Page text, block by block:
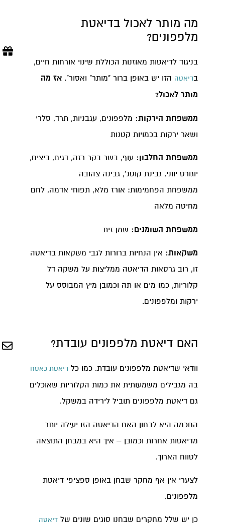
מה מותר לאכול בדיאטת
מלפפונים?
בניגוד לדיאטות מאוזנות הכוללת שינוי אורחות חיים,
בדיאטה הזו יש באופן ברור "מותר" ואסור". אז מה
מותר לאכול?
ממשפחת הירקות: מלפפונים, עגבניות, תרד, סלרי
ושאר ירקות בכמויות קטנות
ממשפחת החלבון: עוף, בשר בקר רזה, דגים, ביצים,
יוגורט יווני, גבינת קוטג', גבינה צהובה
ממשפחת הפחמימות: אורז מלא, תפוחי אדמה, לחם
מחיטה מלאה
ממשפחת השומנים: שמן זית
משקאות: אין הנחיות ברורות לגבי משקאות בדיאטה
זו, רוב גרסאות הדיאטה ממליצות על משקה דל
קלוריות, כמו מים או תה וכמובן מיץ המבוסס על
ירקות ומלפפונים.
האם דיאטת מלפפונים עובדת?
וודאי שדיאטת מלפפונים עובדת. כמו כל דיאטת כאסח
בה מגבילים משמעותית את כמות הקלוריות שאוכלים
גם דיאטת מלפפונים תוביל לירידה במשקל.
החכמה היא לבחון האם הדיאטה הזו יעילה יותר
מדיאטות אחרות וכמובן – איך היא במבחן התוצאה
לטווח הארוך.
לצערי אין אף מחקר שבחן באופן ספציפי דיאטת
מלפפונים.
כן יש שלל מחקרים שבחנו סוגים שונים של דיאטה